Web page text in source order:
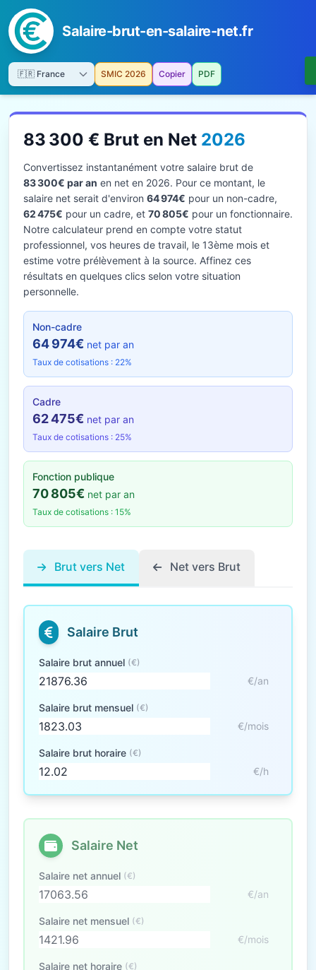
Salaire-brut-en-salaire-net.fr
SMIC 2026 Copier PDF
83 300 € Brut en Net 2026
Convertissez instantanément votre salaire brut de
83 300€ par an en net en 2026. Pour ce montant, le
salaire net serait d'environ 64 974€ pour un non-cadre,
62 475€ pour un cadre, et 70 805€ pour un fonctionnaire.
Notre calculateur prend en compte votre statut
professionnel, vos heures de travail, le 13ème mois et
estime votre prélèvement à la source. Affinez ces
résultats en quelques clics selon votre situation
personnelle.
Non-cadre
64 974€ net par an
Taux de cotisations : 22%
Cadre
62 475€ net par an
Taux de cotisations : 25%
Fonction publique
70 805€ net par an
Taux de cotisations : 15%
Brut vers Net Net vers Brut
Salaire Brut
Salaire brut annuel (€)
€/an
Salaire brut mensuel (€)
€/mois
Salaire brut horaire (€)
€/h
Salaire Net
Salaire net annuel (€)
€/an
Salaire net mensuel (€)
€/mois
Salaire net horaire (€)